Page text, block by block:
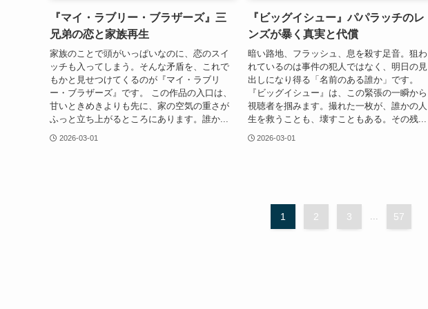
『マイ・ラブリー・ブラザーズ』三
兄弟の恋と家族再生
家族のことで頭がいっぱいなのに、恋のスイ
ッチも入ってしまう。そんな矛盾を、これで
もかと見せつけてくるのが『マイ・ラブリ
ー・ブラザーズ』です。 この作品の入口は、
甘いときめきよりも先に、家の空気の重さが
ふっと立ち上がるところにあります。誰か...
2026-03-01
『ビッグイシュー』パパラッチのレ
ンズが暴く真実と代償
暗い路地、フラッシュ、息を殺す足音。狙わ
れているのは事件の犯人ではなく、明日の見
出しになり得る「名前のある誰か」です。
『ビッグイシュー』は、この緊張の一瞬から
視聴者を掴みます。撮れた一枚が、誰かの人
生を救うことも、壊すこともある。その残...
2026-03-01
1 2 3 ... 57